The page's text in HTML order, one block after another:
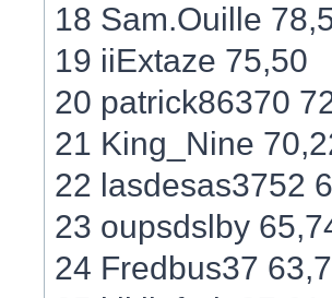
18 Sam.Ouille
19 iiExtaze 75,50
20 patrick86370
21 King_Nine
22 lasdesas3752
23 oupsdslby
24 Fredbus37